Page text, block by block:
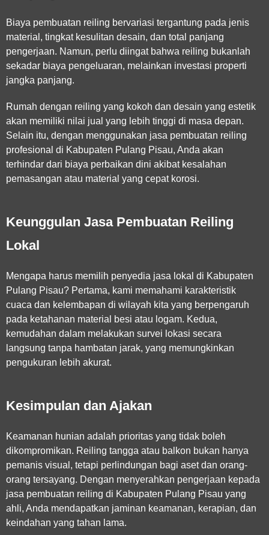
Biaya pembuatan reiling bervariasi tergantung pada jenis
material, tingkat kesulitan desain, dan total panjang
pengerjaan. Namun, perlu diingat bahwa reiling bukanlah
sekadar biaya pengeluaran, melainkan investasi properti
jangka panjang.
Rumah dengan reiling yang kokoh dan desain yang estetik
akan memiliki nilai jual yang lebih tinggi di masa depan.
Selain itu, dengan menggunakan jasa pembuatan reiling
profesional di Kabupaten Pulang Pisau, Anda akan
terhindar dari biaya perbaikan dini akibat kesalahan
pemasangan atau material yang cepat korosi.
Keunggulan Jasa Pembuatan Reiling
Lokal
Mengapa harus memilih penyedia jasa lokal di Kabupaten
Pulang Pisau? Pertama, kami memahami karakteristik
cuaca dan kelembapan di wilayah kita yang berpengaruh
pada ketahanan material besi atau logam. Kedua,
kemudahan dalam melakukan survei lokasi secara
langsung tanpa hambatan jarak, yang memungkinkan
pengukuran lebih akurat.
Kesimpulan dan Ajakan
Keamanan hunian adalah prioritas yang tidak boleh
dikompromikan. Reiling tangga atau balkon bukan hanya
pemanis visual, tetapi perlindungan bagi aset dan orang-
orang tersayang. Dengan menyerahkan pengerjaan kepada
jasa pembuatan reiling di Kabupaten Pulang Pisau yang
ahli, Anda mendapatkan jaminan keamanan, kerapian, dan
keindahan yang tahan lama.